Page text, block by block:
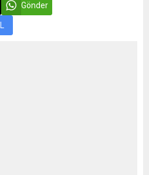
Gönder